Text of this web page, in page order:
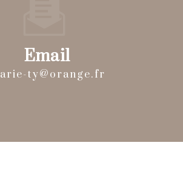
Email
marie-ty@orange.fr